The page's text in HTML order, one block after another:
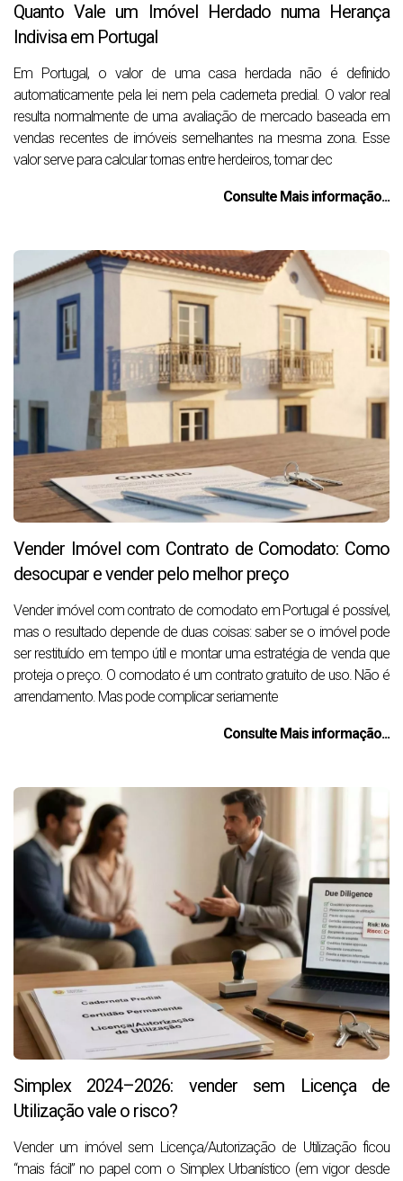
Quanto Vale um Imóvel Herdado numa Herança
Indivisa em Portugal
­Em Portugal, o valor de uma casa herdada não é definido
automaticamente pela lei nem pela caderneta predial. O valor real
resulta normalmente de uma avaliação de mercado baseada em
vendas recentes de imóveis semelhantes na mesma zona. Esse
valor serve para calcular tornas entre herdeiros, tomar dec
Consulte Mais informação...
Vender Imóvel com Contrato de Comodato: Como
desocupar e vender pelo melhor preço
Vender imóvel com contrato de comodato em Portugal é possível,
mas o resultado depende de duas coisas: saber se o imóvel pode
ser restituído em tempo útil e montar uma estratégia de venda que
proteja o preço. O comodato é um contrato gratuito de uso. Não é
arrendamento. Mas pode complicar seriamente
Consulte Mais informação...
Simplex 2024–2026: vender sem Licença de
Utilização vale o risco?
Vender um imóvel sem Licença/Autorização de Utilização ficou
“mais fácil” no papel com o Simplex Urbanístico (em vigor desde